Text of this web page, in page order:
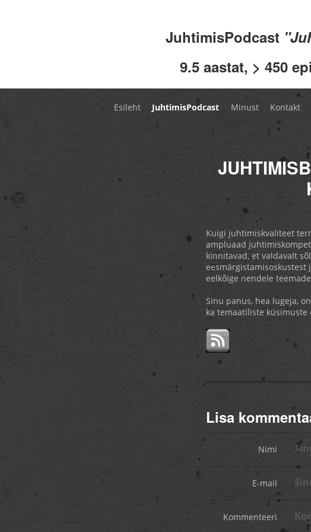
JuhtimisPodcast
9.5 aastat, > 450
Esileht JuhtimisPodcast Minust Kontakt
Kuigi juhtimiskvaliteet
ampluaad
kinnitavad, et valdavalt
eelkõige nendele
Sinu panus, hea lugeja,
ka temaatiliste
Lisa
Nimi
E-mail
Kommenteeri